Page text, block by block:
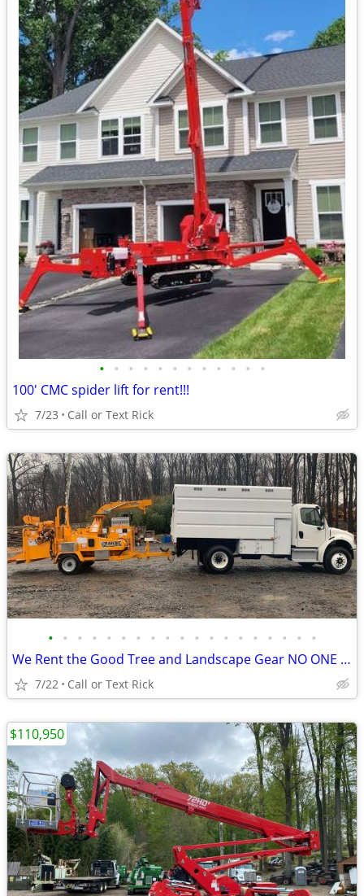
• • • • • • • • • • • •
100' CMC spider lift for rent!!!
7/23 Call or Text Rick
• • • • • • • • • • • • • • • • • • •
We Rent the Good Tree and Landscape Gear NO ONE Else Does
7/22 Call or Text Rick
$110,950